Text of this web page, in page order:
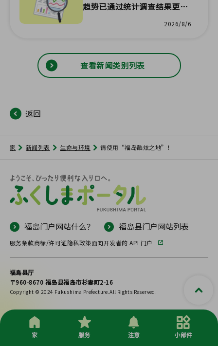
趋势已通过统计调查结果更
2026/8/6
查看新闻类别列表
返回
家 新闻列表 生命与环境 请使用“福岛酷炫之地”！
福岛门户网站什么？ 福岛县门户网站列表
服务条款商标/许可证隐私政策面向开发者的 API 门户
福島县厅
〒960-8670 福岛县福岛市杉妻町2-16
Copyright © 2024 Fukushima Prefecture.All Rights Reserved.
家 服务 注意 小部件